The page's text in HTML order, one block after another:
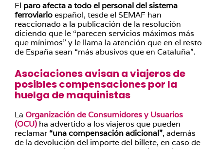
El paro afecta a todo el personal del sistema
ferroviarioespañol, tesde el SEMAF han
reaccionado a la publicación de la resolución
diciendo que le “parecen servicios máximos más
que mínimos” y le llama la atención que en el resto
de España sean “más abusivos que en Cataluña”.
Asociaciones avisan a viajeros de
posibles compensaciones por la
huelga de maquinistas
La Organización de Consumidores y Usuarios
(OCU) ha advertido a los viajeros que pueden
reclamar “una compensación adicional”, además
de la devolución del importe del billete, en caso de